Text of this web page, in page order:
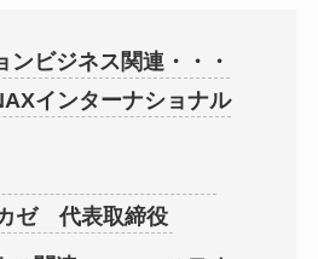
ンビジネス関連・・・
インターナショナル
ゼ 代表取締役